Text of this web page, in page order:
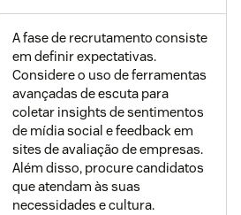
A fase de recrutamento consiste
em definir expectativas.
Considere o uso de ferramentas
avançadas de escuta para
coletar insights de sentimentos
de mídia social e feedback em
sites de avaliação de empresas.
Além disso, procure candidatos
que atendam às suas
necessidades e cultura.